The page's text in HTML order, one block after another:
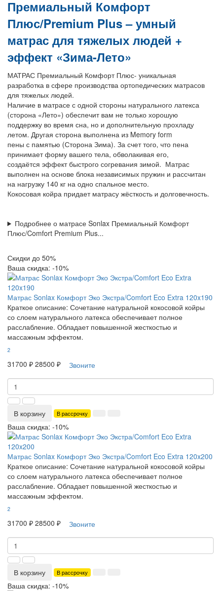
Премиальный Комфорт
Плюс/Premium Plus – умный
матрас для тяжелых людей +
эффект «Зима-Лето»
МАТРАС Премиальный Комфорт Плюс- уникальная
разработка в сфере производства ортопедических матрасов
для тяжелых людей.
Наличие в матрасе с одной стороны натурального латекса
(сторона «Лето») обеспечит вам не только хорошую
поддержку во время сна, но и дополнительную прохладу
летом. Другая сторона выполнена из Memory form
пены с памятью (Сторона Зима). За счет того, что пена
принимает форму вашего тела, обволакивая его,
создаётся эффект быстрого согревания зимой. Матрас
выполнен на основе блока независимых пружин и рассчитан
на нагрузку 140 кг на одно спальное место.
Кокосовая койра придает матрасу жёсткость и долговечность.
Подробнее о матрасе Sonlax Премиальный Комфорт
Плюс/Comfort Premium Plus...
Скидки до 50%
Ваша скидка: -10%
Матрас Sonlax Комфорт Эко Экстра/Comfort Eco Extra 120x190
Краткое описание: Сочетание натуральной кокосовой койры
со слоем натурального латекса обеспечивает полное
расслабление. Обладает повышенной жесткостью и
массажным эффектом.
2
31700 ₽ 28500 ₽ Звоните
В корзину В рассрочку
Ваша скидка: -10%
Матрас Sonlax Комфорт Эко Экстра/Comfort Eco Extra 120x200
Краткое описание: Сочетание натуральной кокосовой койры
со слоем натурального латекса обеспечивает полное
расслабление. Обладает повышенной жесткостью и
массажным эффектом.
2
31700 ₽ 28500 ₽ Звоните
В корзину В рассрочку
Ваша скидка: -10%